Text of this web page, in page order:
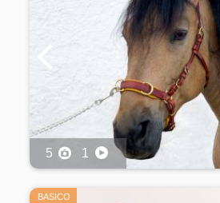
5 1
BASICO